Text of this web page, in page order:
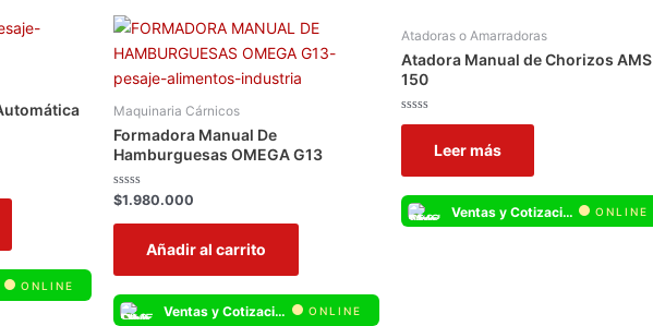
ONLINE
Maquinaria Cárnicos
Formadora Manual De
Hamburguesas OMEGA G13
Valorado
0
$1.980.000
Añadir al carrito
Ventas y Cotizaciones Whatsapp ONLINE
Atadoras o Amarradoras
Atadora Manual de Chorizos AMS
150
Valorado
5
Leer más
Ventas y Cotizaciones Whatsapp ONLINE